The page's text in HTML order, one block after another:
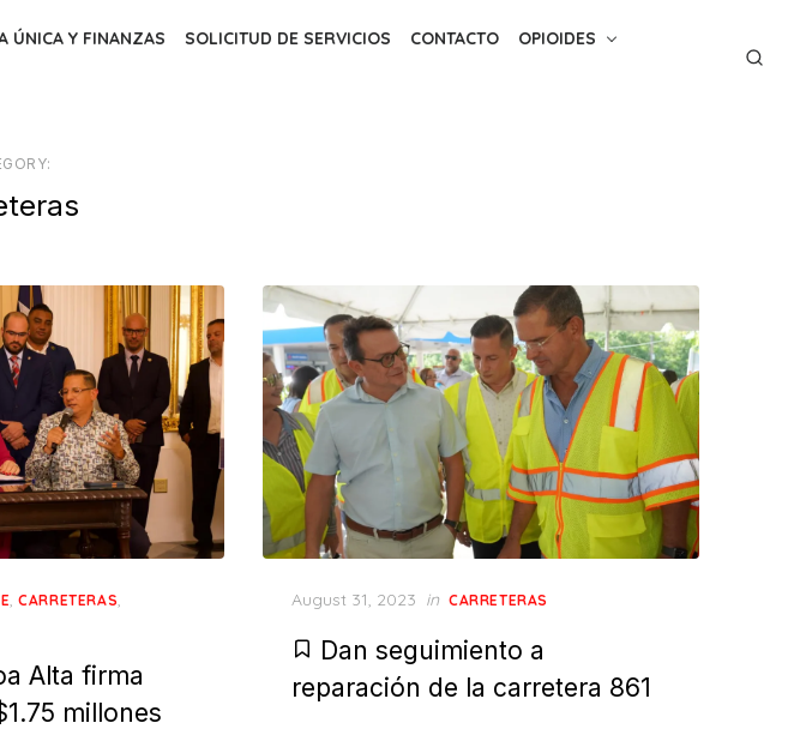
ÚNICA Y FINANZAS SOLICITUD DE SERVICIOS CONTACTO
OPIOIDES
,CARRETERAS
Alta firma
millones
Posted
August 31, 2023 in CARRETERAS
Dan seguimiento a
reparación de la carretera 861